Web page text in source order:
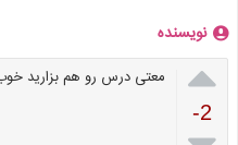
نویسنده

-2
معتی درس رو هم بزارید